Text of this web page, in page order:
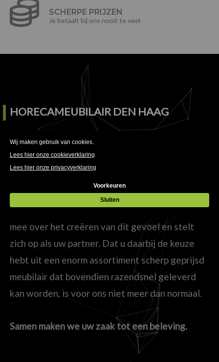
SCHERPE PRIJZEN
Je betaalt bij ons nooit te veel
HORECAMEUBILAIR DEN HAAG
Tegenwoordig draait het in een (horeca)zaak
Welke sfeer straalt uw zaak uit en past deze bij
uw doelgroep? HorecaMeubilair denkt met u
mee over het creëren van dit gevoel en stelt
zich op als uw partner. Dat u daarbij de keuze
hebt uit een enorm assortiment scherp geprijsd
meubilair dat bovendien razendsnel geleverd
kan worden, is voor ons niet meer dan normaal.
Samen maken we uw zaak tot een beleving.